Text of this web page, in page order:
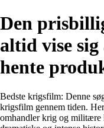
Den
altid vise
hente
Bedste krigsfilm: Denne
krigsfilm gennem tiden.
omhandler krig og militære